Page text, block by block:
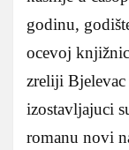
godinu,
ocevoj
zreliji
izostavljajuci
romanu novi